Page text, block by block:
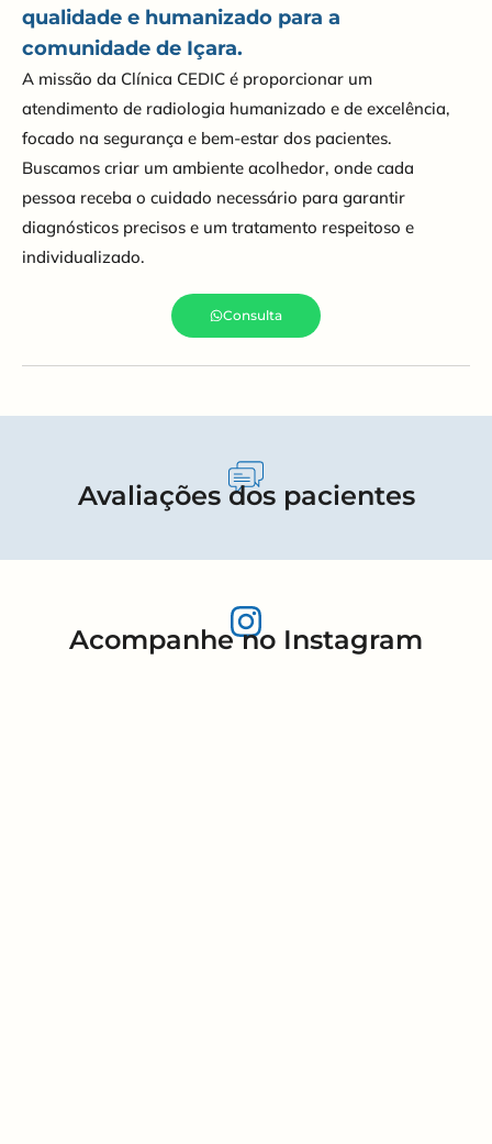
qualidade e humanizado para a
comunidade de Içara.
A missão da Clínica CEDIC é proporcionar um
atendimento de radiologia humanizado e de excelência,
focado na segurança e bem-estar dos pacientes.
Buscamos criar um ambiente acolhedor, onde cada
pessoa receba o cuidado necessário para garantir
diagnósticos precisos e um tratamento respeitoso e
individualizado.
Consulta
Avaliações dos pacientes
Acompanhe no Instagram